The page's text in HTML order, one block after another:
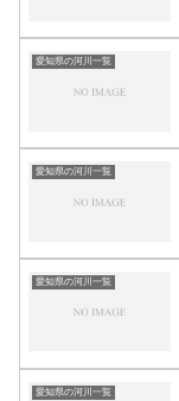
愛知県の河川一覧
愛知県の河川一覧
愛知県の河川一覧
愛知県の河川一覧